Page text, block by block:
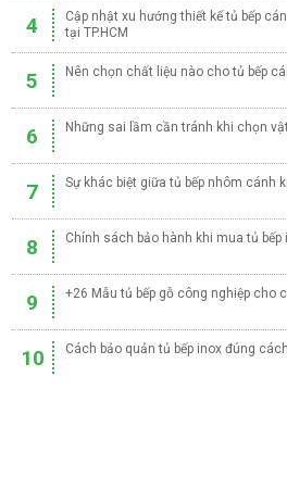
4
Cập nhật xu hướng thiết kế tủ bếp
tại TP.HCM
5 Nên chọn chất liệu nào cho tủ bếp
6 Những sai lầm cần tránh khi chọn
7 Sự khác biệt giữa tủ bếp nhôm cánh
8 Chính sách bảo hành khi mua tủ bếp
9 +26 Mẫu tủ bếp gỗ công nghiệp cho
10 Cách bảo quản tủ bếp inox đúng cách